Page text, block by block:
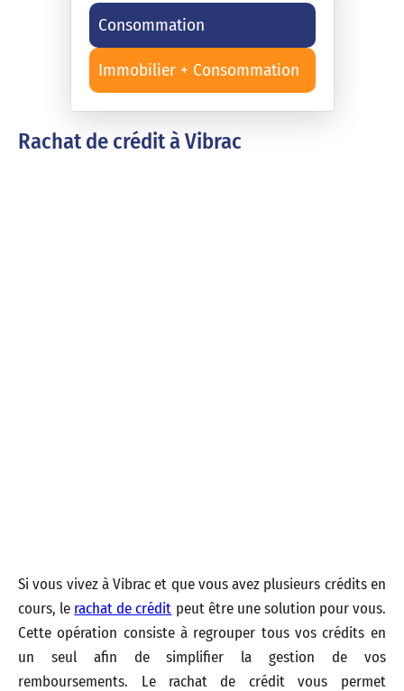
Consommation
Immobilier + Consommation
Rachat de crédit à Vibrac
Si vous vivez à Vibrac et que vous avez plusieurs crédits en
cours, le rachat de crédit peut être une solution pour vous.
Cette opération consiste à regrouper tous vos crédits en
un seul afin de simplifier la gestion de vos
remboursements. Le rachat de crédit vous permet